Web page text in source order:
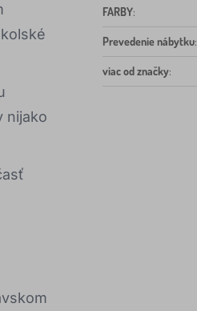
nijako
FARBY:
Prevedenie nábytku:
viac od značky: